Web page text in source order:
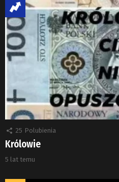
25 Polubienia
Królowie
5 lat temu